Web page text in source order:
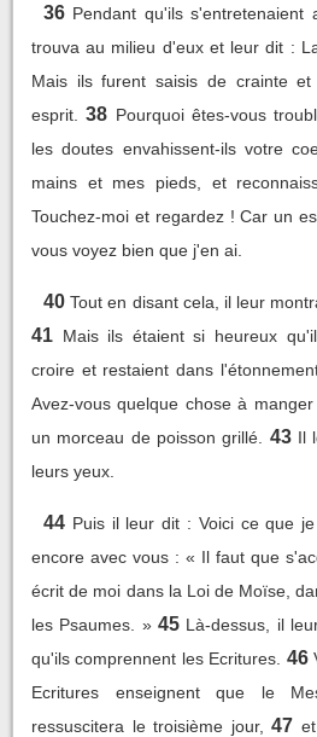
36 Pendant qu'ils s'entretenaient
trouva au milieu d'eux et leur dit :
Mais ils furent saisis de crainte
esprit.
38 Pourquoi êtes-vous
les doutes envahissent-ils votre
mains et mes pieds, et
Touchez-moi et regardez ! Car un
vous voyez bien que j'en ai.
40 Tout en disant cela, il leur
41 Mais ils étaient si heureux
croire et restaient dans
Avez-vous quelque chose à
un morceau de poisson grillé.
43 Il
leurs yeux.
44 Puis il leur dit : Voici ce que
encore avec vous : « Il faut que
écrit de moi dans la Loi de Moïse,
les Psaumes. » 45 Là-dessus, il
qu'ils comprennent les Ecritures. 46
Ecritures enseignent que le
ressuscitera le troisième jour, 47